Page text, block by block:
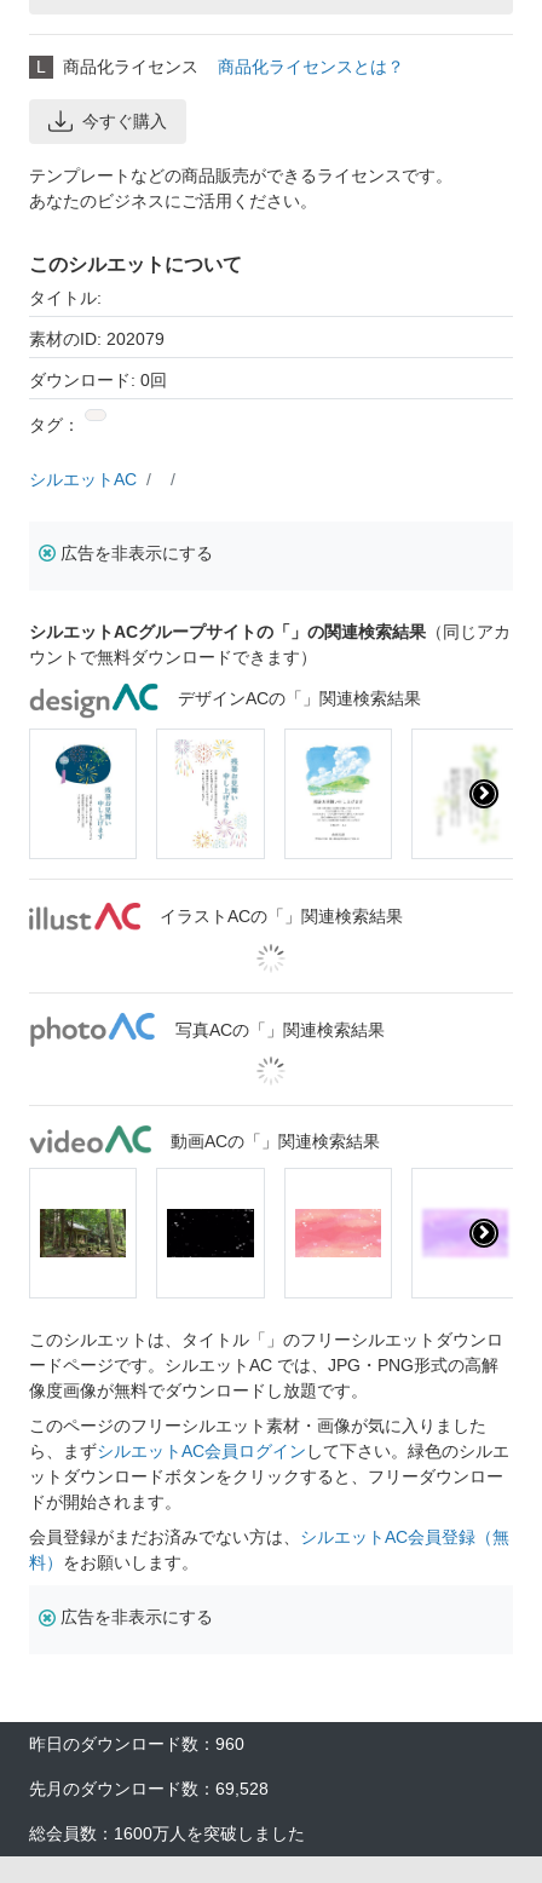
L 商品化ライセンス 商品化ライセンスとは？
今すぐ購入
テンプレートなどの商品販売ができるライセンスです。
あなたのビジネスにご活用ください。
このシルエットについて
タイトル:
素材のID: 202079
ダウンロード: 0回
タグ：
シルエットAC
広告を非表示にする
シルエットACグループサイトの「」の関連検索結果 （同じアカ
ウントで無料ダウンロードできます）
デザインACの「」関連検索結果
イラストACの「」関連検索結果
写真ACの「」関連検索結果
動画ACの「」関連検索結果
このシルエットは、タイトル「」のフリーシルエットダウンロ
ードページです。シルエットAC では、JPG・PNG形式の高解
像度画像が無料でダウンロードし放題です。
このページのフリーシルエット素材・画像が気に入りました
ら、まずシルエットAC会員ログイン して下さい。緑色のシルエ
ットダウンロードボタンをクリックすると、フリーダウンロー
ドが開始されます。
会員登録がまだお済みでない方は、 シルエットAC会員登録（無
料） をお願いします。
広告を非表示にする
昨日のダウンロード数：960
先月のダウンロード数：69,528
総会員数：1600万人を突破しました